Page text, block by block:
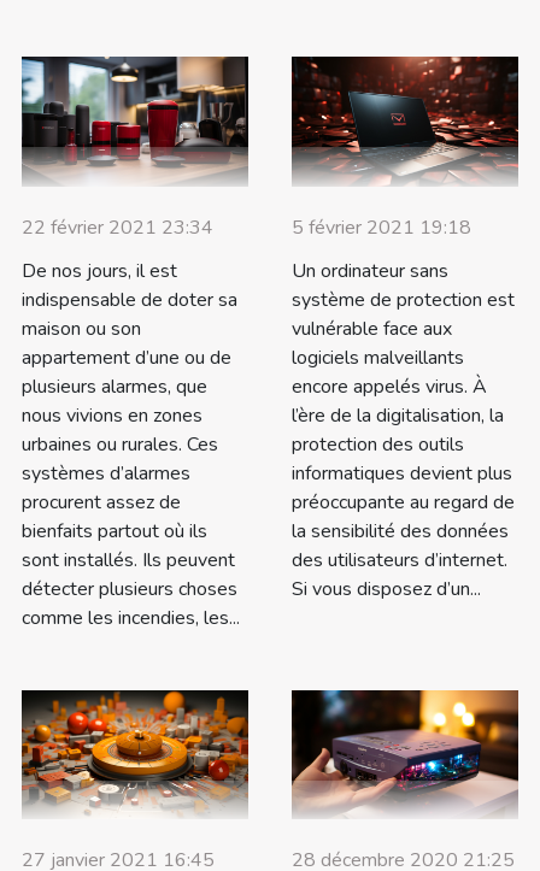
22 février 2021 23:34
De nos jours, il est
indispensable de doter sa
maison ou son
appartement d’une ou de
plusieurs alarmes, que
nous vivions en zones
urbaines ou rurales. Ces
systèmes d’alarmes
procurent assez de
bienfaits partout où ils
sont installés. Ils peuvent
détecter plusieurs choses
comme les incendies, les...
5 février 2021 19:18
Un ordinateur sans
système de protection est
vulnérable face aux
logiciels malveillants
encore appelés virus. À
l’ère de la digitalisation, la
protection des outils
informatiques devient plus
préoccupante au regard de
la sensibilité des données
des utilisateurs d’internet.
Si vous disposez d’un...
27 janvier 2021 16:45
28 décembre 2020 21:25